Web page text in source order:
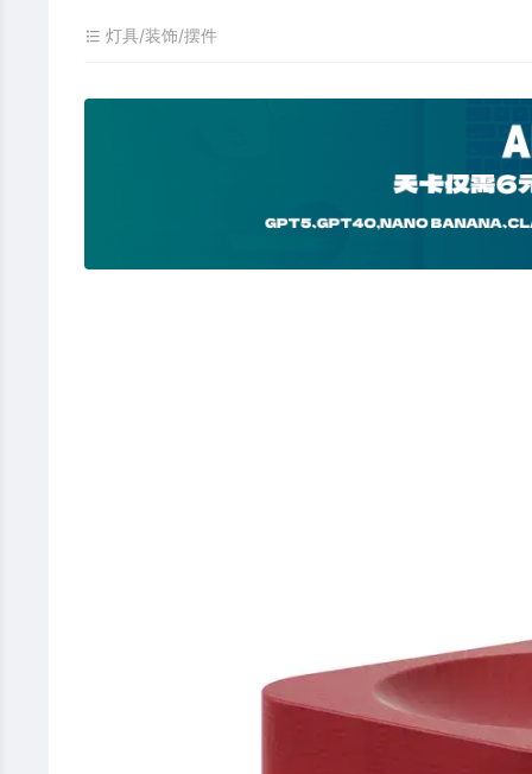
灯具/装饰/摆件